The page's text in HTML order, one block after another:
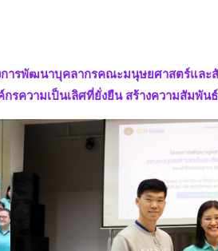
รพัฒนาบุคลากรคณะมนุษยศาสตร์และ
ความเป็นเลิศที่ยั่งยืน สร้างความสัมพั